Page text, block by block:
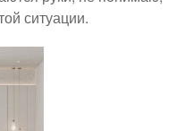
ситуации.